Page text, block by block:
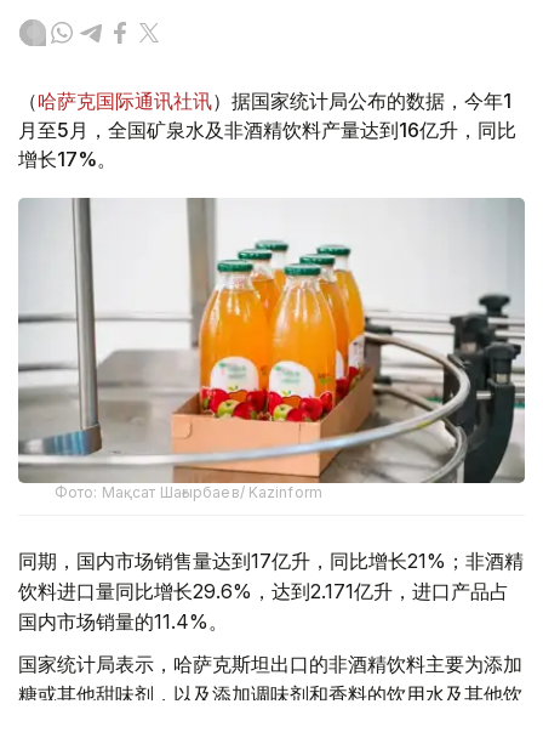
（哈萨克国际通讯社讯）据国家统计局公布的数据，今年1
月至5月，全国矿泉水及非酒精饮料产量达到16亿升，同比
增长17%。
Фото: Мақсат Шағырбаев/ Kazinform
同期，国内市场销售量达到17亿升，同比增长21%；非酒精
饮料进口量同比增长29.6%，达到2.171亿升，进口产品占
国内市场销量的11.4%。
国家统计局表示，哈萨克斯坦出口的非酒精饮料主要为添加
糖或其他甜味剂，以及添加调味剂和香料的饮用水及其他饮